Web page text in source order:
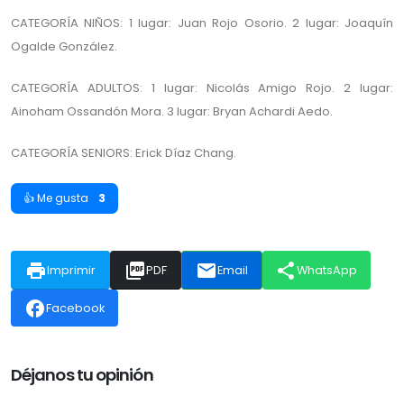
CATEGORÍA NIÑOS: 1 lugar: Juan Rojo Osorio. 2 lugar: Joaquín
Ogalde González.
CATEGORÍA ADULTOS: 1 lugar: Nicolás Amigo Rojo. 2 lugar:
Ainoham Ossandón Mora. 3 lugar: Bryan Achardi Aedo.
CATEGORÍA SENIORS: Erick Díaz Chang.
👍 Me gusta 3
printImprimir picture_as_pdfPDF emailEmail shareWhatsApp
facebookFacebook
Déjanos tu opinión